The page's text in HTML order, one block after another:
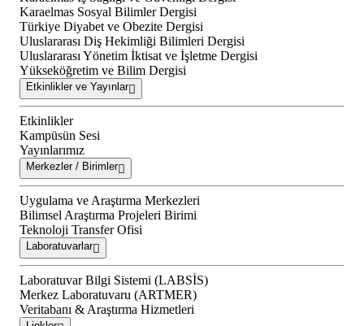
Karaelmas Sosyal Bilimler Dergisi
Türkiye Diyabet ve Obezite Dergisi
Uluslararası Diş Hekimliği Bilimleri Dergisi
Uluslararası Yönetim İktisat ve İşletme Dergisi
Yükseköğretim ve Bilim Dergisi
Etkinlikler ve Yayınlar
Etkinlikler
Kampüsün Sesi
Yayınlarımız
Merkezler / Birimler
Uygulama ve Araştırma Merkezleri
Bilimsel Araştırma Projeleri Birimi
Teknoloji Transfer Ofisi
Laboratuvarlar
Laboratuvar Bilgi Sistemi (LABSİS)
Merkez Laboratuvaru (ARTMER)
Veritabanı & Araştırma Hizmetleri